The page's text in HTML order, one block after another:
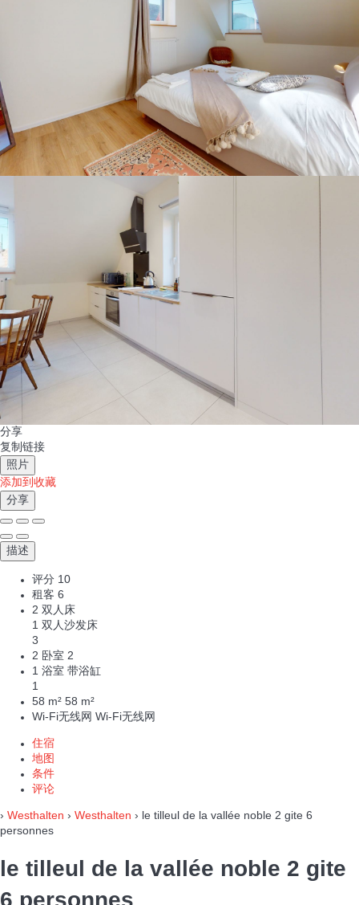
分享
复制链接
照片
添加到收藏
分享
描述
评分 10
租客 6
2 双人床
1 双人沙发床
3
2 卧室 2
1 浴室 带浴缸
1
58 m² 58 m²
Wi-Fi无线网 Wi-Fi无线网
住宿
地图
条件
评论
› Westhalten › Westhalten › le tilleul de la vallée noble 2 gite 6
personnes
le tilleul de la vallée noble 2 gite